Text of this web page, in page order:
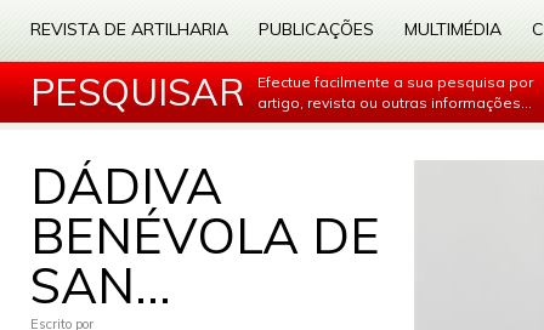
REVISTA DE ARTILHARIA PUBLICAÇÕES MULTIMÉDIA
PESQUISAR
Efectue facilmente a sua pesquisa por
artigo, revista ou outras informações...
DÁDIVA
BENÉVOLA DE
SAN...
Escrito por